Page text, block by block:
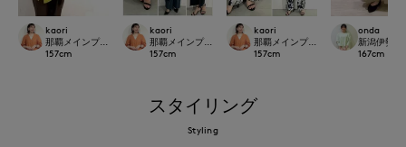
kaori
那覇メインプレイスI.T.'S.international
157cm
kaori
那覇メインプレイスI.T.'S.international
157cm
kaori
那覇メインプレイス
157cm
onda
新潟伊勢
167cm
スタイリング
Styling